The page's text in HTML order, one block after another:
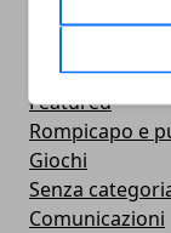
Contapassi e
Featured
Rompicapo e
Giochi
Senza
Comunicazioni